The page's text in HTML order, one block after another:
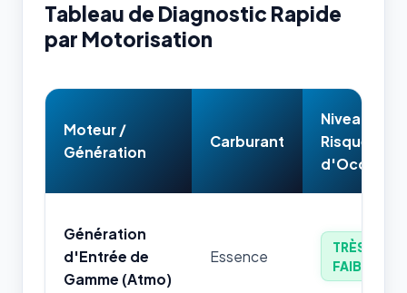
Tableau de Diagnostic Rapide
par Motorisation
Moteur /
Génération
Carburant
Niveau de
Risque
d'Occasion
Génération
d'Entrée de
Gamme (Atmo)
Essence
TRÈS
FAIBLE